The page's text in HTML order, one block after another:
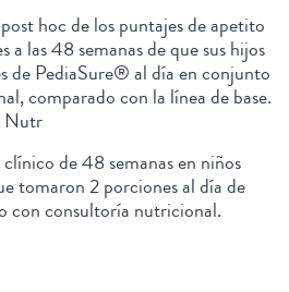
hoc de los puntajes de apetito
a las 48 semanas de que sus hijos
de PediaSure® al día en conjunto
comparado con la línea de base.
Nutr
de 48 semanas en niños
tomaron 2 porciones al día de
con consultoría nutricional.